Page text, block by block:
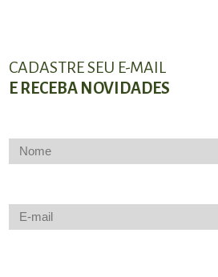
CADASTRE SEU E-MAIL
E RECEBA NOVIDADES